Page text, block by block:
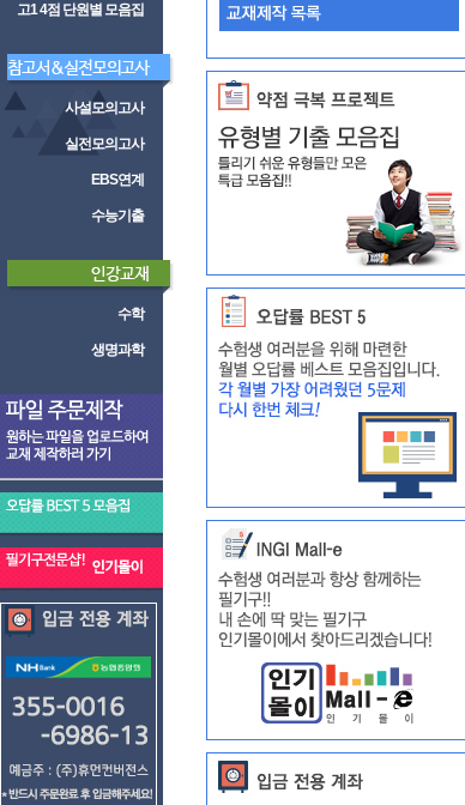
고1 4점 단원별 모음집
사설모의고사
실전모의고사
EBS연계
수능기출
수학
생명과학